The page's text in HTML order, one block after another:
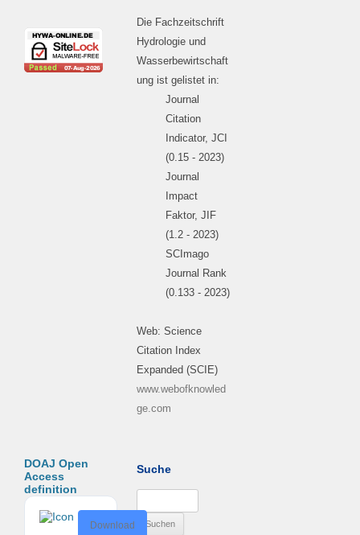
Die Fachzeitschrift
Hydrologie und
Wasserbewirtschaft
ung ist gelistet in:
Journal
Citation
Indicator, JCI
(0.15 - 2023)
Journal
Impact
Faktor, JIF
(1.2 - 2023)
SCImago
Journal Rank
(0.133 - 2023)
Web: Science
Citation Index
Expanded (SCIE)
www.webofknowled
ge.com
DOAJ Open
Access
definition
Download
Suche
nach: